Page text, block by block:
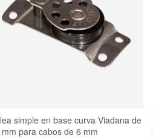
simple en base curva Viadana de
para cabos de 6 mm